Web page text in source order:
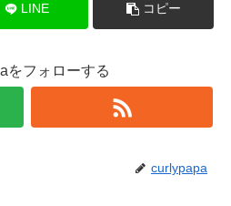
LINE コピー
をフォローする
curlypapa